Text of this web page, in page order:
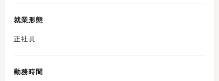
就業形態
正社員
勤務時間